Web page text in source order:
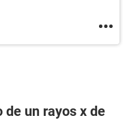
de un rayos x de